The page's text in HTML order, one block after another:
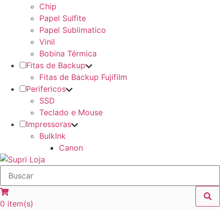
Chip
Papel Sulfite
Papel Sublimatico
Vinil
Bobina Térmica
Fitas de Backup
Fitas de Backup Fujifilm
Perifericos
SSD
Teclado e Mouse
Impressoras
BulkInk
Canon
0 item(s)